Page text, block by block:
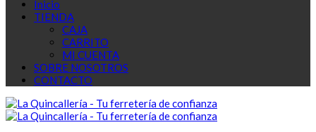
Inicio
TIENDA
CAJA
CARRITO
MI CUENTA
SOBRE NOSOTROS
CONTACTO